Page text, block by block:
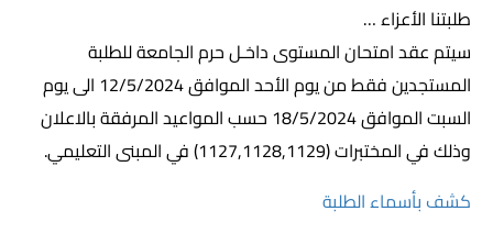
طلبتنا الأعزاء …
سيتم عقد امتحان المستوى داخـل حرم الجامعة للطلبة
المستجدين فقط من يوم الأحد الموافق 12/5/2024 الى يوم
السبت الموافق 18/5/2024 حسب المواعيد المرفقة بالاعلان
وذلك في المختبرات (1127,1128,1129) في المبنى التعليمي.
كشف بأسماء الطلبة